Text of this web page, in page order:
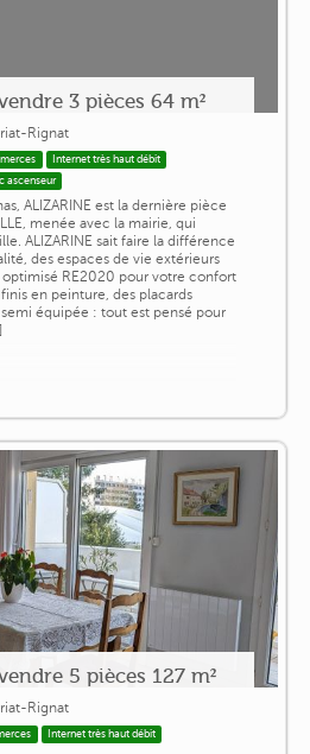
3 pièces 64 m²
Rignat
Internet très haut débit
ascenseur
ALIZARINE est la dernière pièce
menée avec la mairie, qui
ALIZARINE sait faire la différence
des espaces de vie extérieurs
RE2020 pour votre confort
en peinture, des placards
équipée : tout est pensé pour
5 pièces 127 m²
Rignat
Internet très haut débit